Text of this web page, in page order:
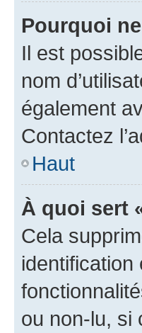
Pourquoi
Il est
nom
également
Contactez
Haut
À quoi sert
Cela
ou non-lu, si